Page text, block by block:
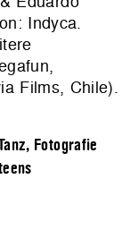
Indyca.
Films, Chile).
Fotografie